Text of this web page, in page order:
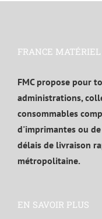
FRANCE
FMC propose pour
administrations,
consommables
d'imprimantes ou
délais de livraison
métropolitaine.
EN SAVOIR PLUS